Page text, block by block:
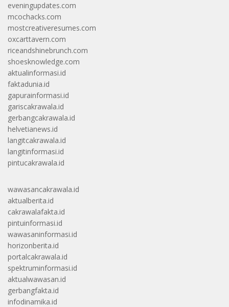
eveningupdates.com
mcochacks.com
mostcreativeresumes.com
oxcarttavern.com
riceandshinebrunch.com
shoesknowledge.com
aktualinformasi.id
faktadunia.id
gapurainformasi.id
gariscakrawala.id
gerbangcakrawala.id
helvetianews.id
langitcakrawala.id
langitinformasi.id
pintucakrawala.id
wawasancakrawala.id
aktualberita.id
cakrawalafakta.id
pintuinformasi.id
wawasaninformasi.id
horizonberita.id
portalcakrawala.id
spektruminformasi.id
aktualwawasan.id
gerbangfakta.id
infodinamika.id